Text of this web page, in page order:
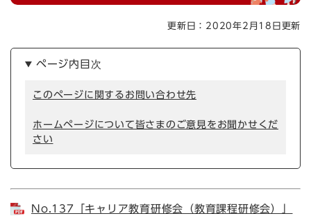
更新日：2020年2月18日更新
ページ内目次
このページに関するお問い合わせ先
ホームページについて皆さまのご意見をお聞かせくだ
さい
No.137「キャリア教育研修会（教育課程研修会）」